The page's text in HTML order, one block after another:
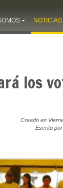
NOTICIAS
los
Creado en
Escrito